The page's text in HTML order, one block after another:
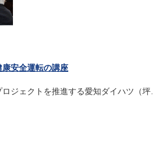
安全運転の講座
ロジェクトを推進する愛知ダイハツ（